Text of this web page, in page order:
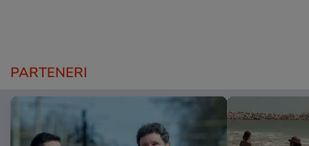
PARTENERI